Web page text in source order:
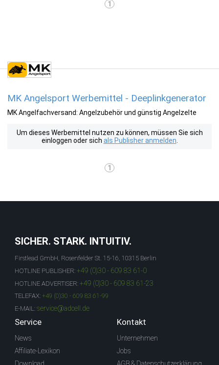
1
MK Angelsport Werbemittel - Deeplinkgenerator
MK Angelfachversand: Angelzubehör und günstig Angelzelte
Um dieses Werbemittel nutzen zu können, müssen Sie sich
einloggen oder sich als Publisher anmelden
1
SICHER. STARK. INTUITIV.
Firstlead GmbH, Rosenfelder St. 15-16, 10315 Berlin
HOTLINE PUBLISHER: +49 (0)30 - 609 83 61-0
HOTLINE ADVERTISER: +49 (0)30 - 609 83 61-23
TELEFAX: +49 (0)30 - 609 83 61-99
E-MAIL: service@adcell.de
Service
News
Affiliate-Lexikon
Kontakt
Unternehmen
Jobs